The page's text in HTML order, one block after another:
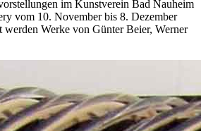
im Kunstverein Bad Nauheim
vom 10. November bis 8. Dezember
werden Werke von Günter Beier, Werner